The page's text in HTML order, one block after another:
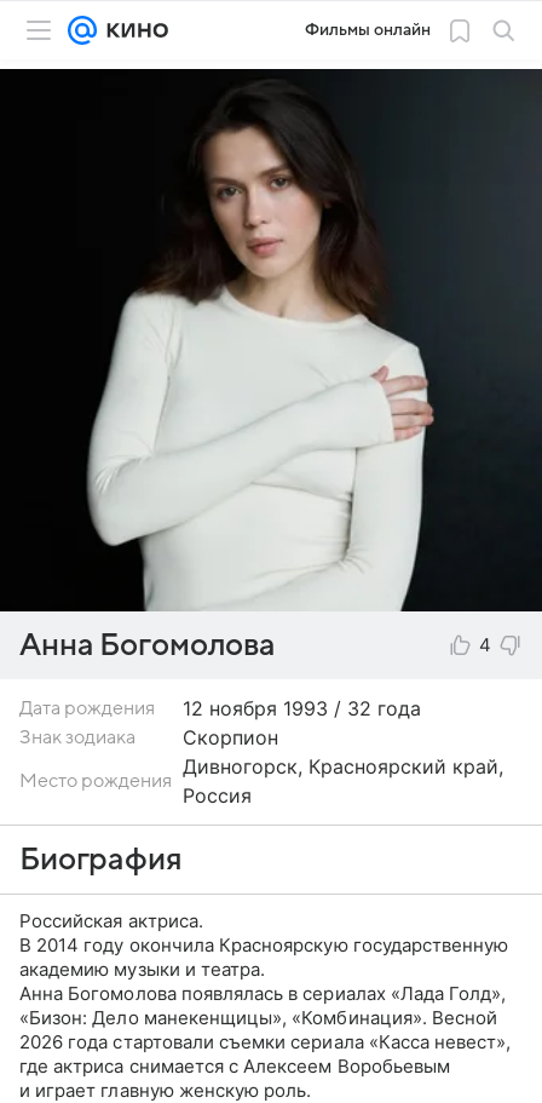
Фильмы онлайн
Анна Богомолова 4
Дата рождения 12 ноября 1993 / 32 года
Знак зодиака Скорпион
Место рождения
Дивногорск, Красноярский край,
Россия
Биография
Российская актриса.
В 2014 году окончила Красноярскую государственную
академию музыки и театра.
Анна Богомолова появлялась в сериалах «Лада Голд»,
«Бизон: Дело манекенщицы», «Комбинация». Весной
2026 года стартовали съемки сериала «Касса невест»,
где актриса снимается с Алексеем Воробьевым
и играет главную женскую роль.